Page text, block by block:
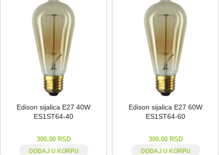
Edison sijalica E27 40W
ES1ST64-⁠40
300,00 RSD
DODAJ U KORPU
Edison sijalica E27 60W
ES1ST64-⁠60
300,00 RSD
DODAJ U KORPU